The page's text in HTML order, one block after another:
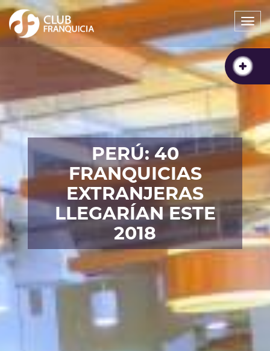
PERÚ: 40
FRANQUICIAS
EXTRANJERAS
LLEGARÍAN ESTE
2018